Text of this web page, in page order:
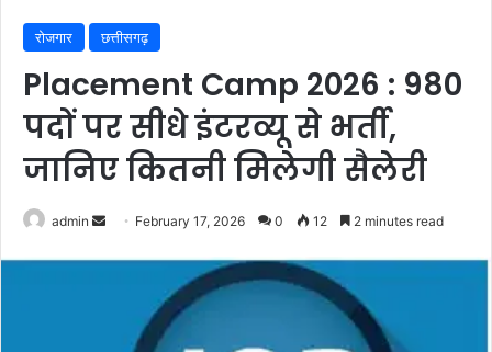
रोजगार छत्तीसगढ़
Placement Camp 2026 : 980
पदों पर सीधे इंटरव्यू से भर्ती,
जानिए कितनी मिलेगी सैलेरी
admin
Send February 17, 2026 0 12 2 minutes read